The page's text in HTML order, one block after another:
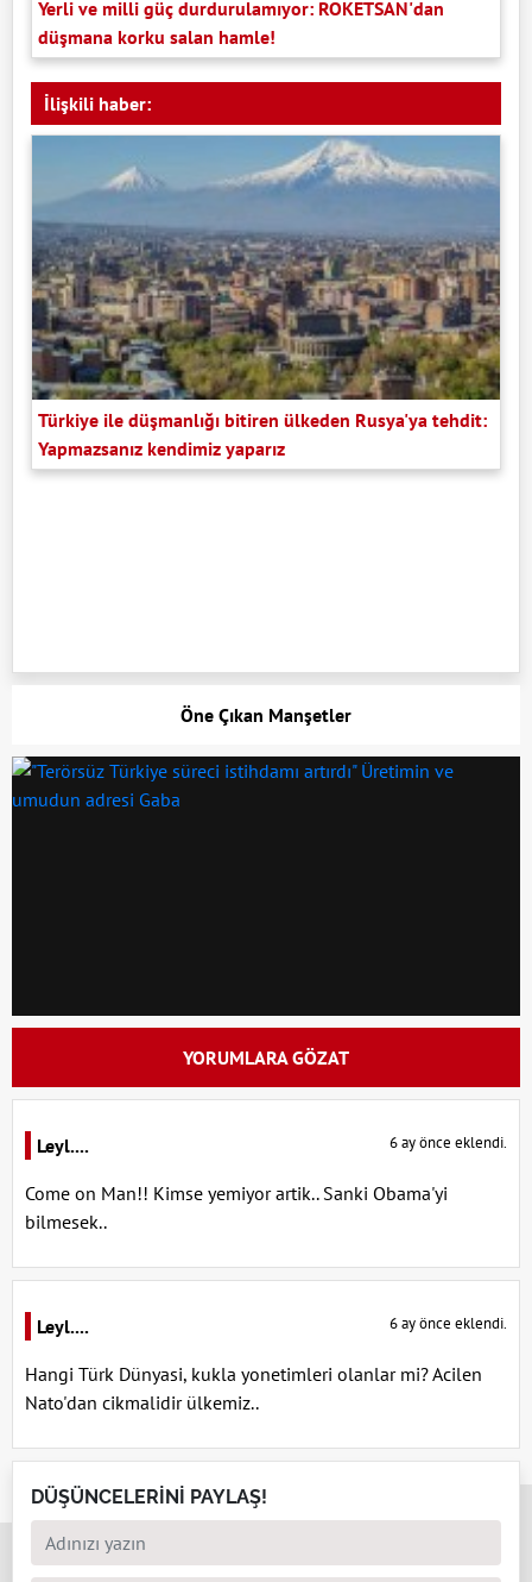
Yerli ve milli güç durdurulamıyor: ROKETSAN'dan
düşmana korku salan hamle!
İlişkili haber:
Türkiye ile düşmanlığı bitiren ülkeden Rusya'ya tehdit:
Yapmazsanız kendimiz yaparız
Öne Çıkan Manşetler
YORUMLARA GÖZAT
Leyl.... 6 ay önce eklendi.
Come on Man!! Kimse yemiyor artik.. Sanki Obama'yi
bilmesek..
Leyl.... 6 ay önce eklendi.
Hangi Türk Dünyasi, kukla yonetimleri olanlar mi? Acilen
Nato'dan cikmalidir ülkemiz..
DÜŞÜNCELERİNİ PAYLAŞ!